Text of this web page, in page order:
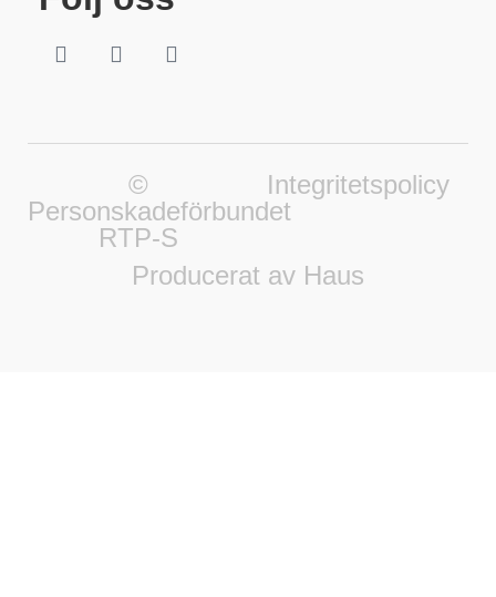
©
Personskadeförbundet
RTP-S
Integritetspolicy
Producerat av Haus